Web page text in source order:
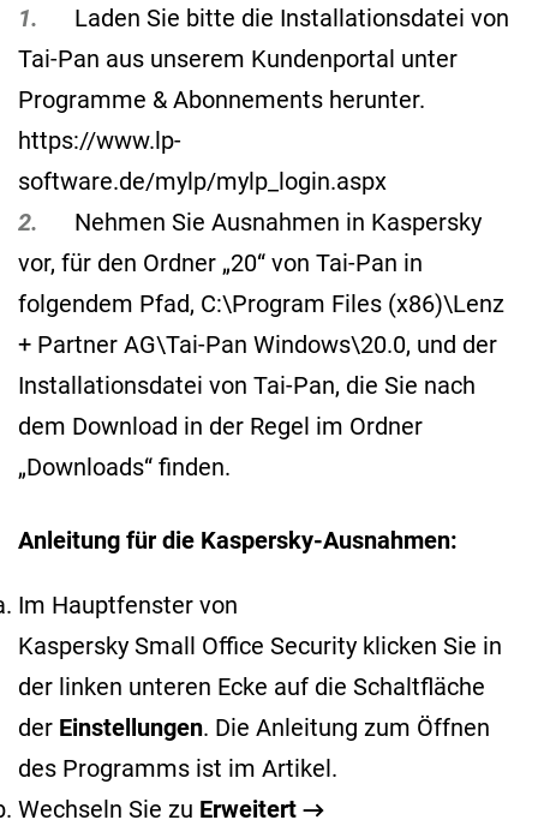
1.
Laden Sie bitte die Installationsdatei von
Tai-Pan aus unserem Kundenportal unter
Programme & Abonnements herunter.
https://www.lp-
software.de/mylp/mylp_login.aspx
2.
Nehmen Sie Ausnahmen in Kaspersky
vor, für den Ordner „20“ von Tai-Pan in
folgendem Pfad, C:\Program Files (x86)\Lenz
+ Partner AG\Tai-Pan Windows\20.0, und der
Installationsdatei von Tai-Pan, die Sie nach
dem Download in der Regel im Ordner
„Downloads“ finden.
Anleitung für die Kaspersky-Ausnahmen:
Im Hauptfenster von
Kaspersky Small Office Security klicken Sie in
der linken unteren Ecke auf die Schaltfläche
der Einstellungen. Die Anleitung zum Öffnen
des Programms ist im Artikel.
Wechseln Sie zu Erweitert →